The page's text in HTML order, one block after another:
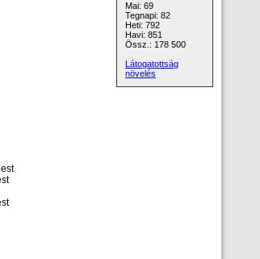
Mai: 69
Tegnapi: 82
Heti: 792
Havi: 851
Össz.: 178 500
Látogatottság
növelés